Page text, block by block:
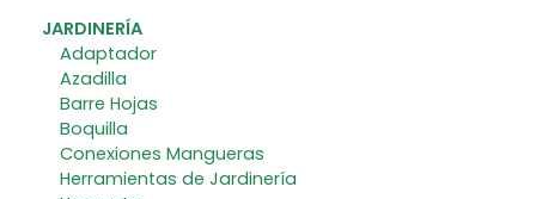
JARDINERÍA
Adaptador
Azadilla
Barre Hojas
Boquilla
Conexiones Mangueras
Herramientas de Jardinería